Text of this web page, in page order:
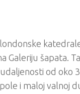
Galeriju šapata.
od oko
i maloj valnoj